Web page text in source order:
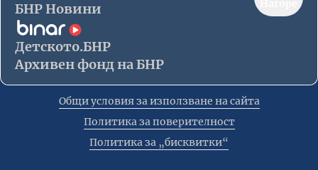
БНР Новини
Детското.БНР
Архивен фонд на БНР
Общи условия за използване на сайта
Политика за поверителност
Политика за „бисквитки“